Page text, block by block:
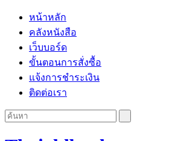
หน้าหลัก
คลังหนังสือ
เว็บบอร์ด
ขั้นตอนการสั่งซื้อ
แจ้งการชำระเงิน
ติดต่อเรา